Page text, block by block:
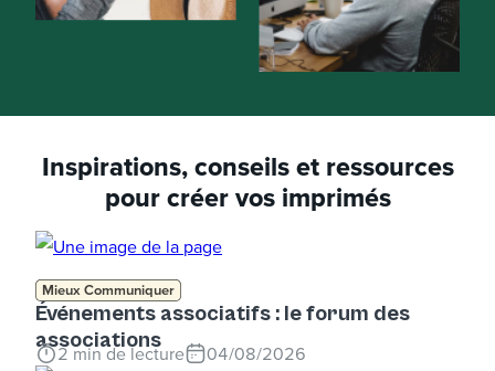
Inspirations, conseils et ressources
pour créer vos imprimés
Mieux Communiquer
Événements associatifs : le forum des
associations
2 min de lecture 04/08/2026